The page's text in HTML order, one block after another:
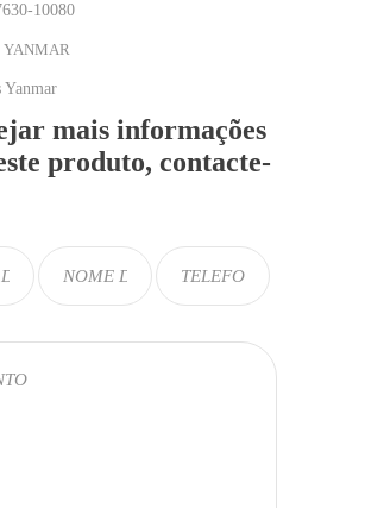
10080
YANMAR
Yanmar
mais informações
produto, contacte-